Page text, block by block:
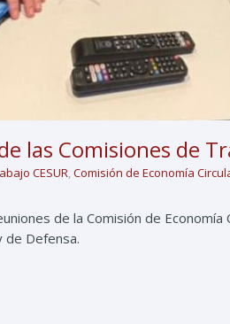
las Comisiones de
CESUR,Comisión de Economía
de la Comisión de
de Defensa.